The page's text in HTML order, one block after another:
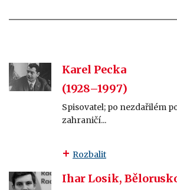
Karel Pecka
(1928–1997)
Spisovatel; po nezdařilém
zahraničí...
Rozbalit
Ihar Losik,